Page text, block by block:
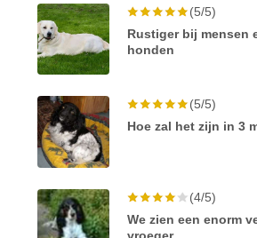
(5/5)
Rustiger bij mensen
honden
(5/5)
Hoe zal het zijn in 3
(4/5)
We zien een enorm